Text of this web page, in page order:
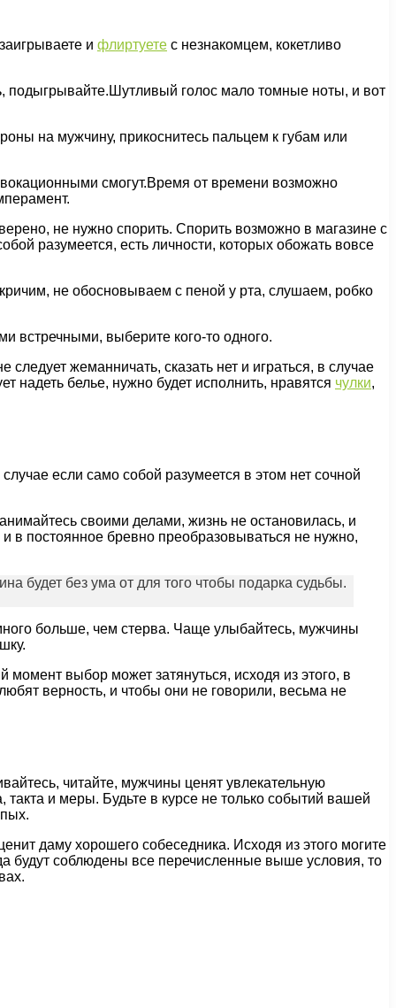
и флиртуете с незнакомцем, кокетливо
подыгрывайте.Шутливый голос мало томные ноты, и вот
на мужчину, прикоснитесь пальцем к губам или
смогут.Время от времени возможно
не нужно спорить. Спорить возможно в магазине с
разумеется, есть личности, которых обожать вовсе
не обосновываем с пеной у рта, слушаем, робко
встречными, выберите кого-то одного.
жеманничать, сказать нет и играться, в случае
белье, нужно будет исполнить, нравятся чулки,
если само собой разумеется в этом нет сочной
своими делами, жизнь не остановилась, и
в постоянное бревно преобразовываться не нужно,
будет без ума от для того чтобы подарка судьбы.
больше, чем стерва. Чаще улыбайтесь, мужчины
выбор может затянуться, исходя из этого, в
верность, и чтобы они не говорили, весьма не
читайте, мужчины ценят увлекательную
такта и меры. Будьте в курсе не только событий вашей
даму хорошего собеседника. Исходя из этого могите
будут соблюдены все перечисленные выше условия, то